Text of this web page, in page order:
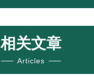
相关文章
Articles